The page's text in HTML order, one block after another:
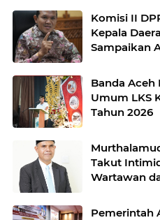
Komisi II
Kepala
Sampaikan
Banda Aceh
Umum LKS
Tahun 2026
Takut
Wartawan
Pemerintah